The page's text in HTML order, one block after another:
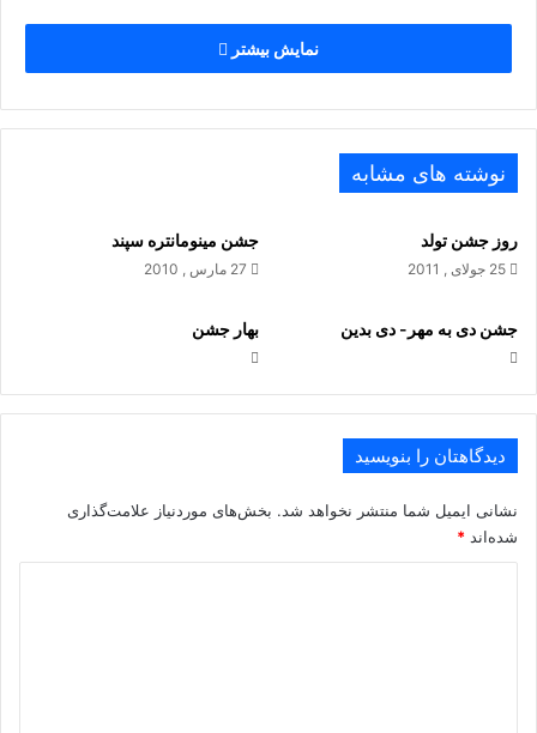
نمایش بیشتر
نوشته های مشابه
روز جشن تولد
25 جولای , 2011
جشن مینومانتره سپند
27 مارس , 2010
جشن دی به مهر- دی بدین بهار جشن
دیدگاهتان را بنویسید
نشانی ایمیل شما منتشر نخواهد شد. بخش‌های موردنیاز علامت‌گذاری
شده‌اند *